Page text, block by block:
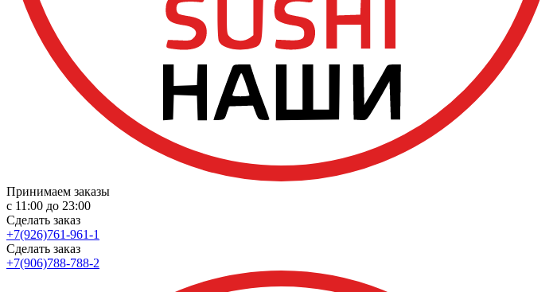
Принимаем заказы
с 11:00 до 23:00
Сделать заказ
+7(926)761-961-1
Сделать заказ
+7(906)788-788-2